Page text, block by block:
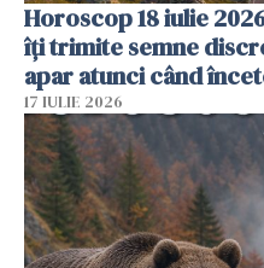
Horoscop 18 iulie
îți trimite semne
apar atunci când
17 IULIE 2026